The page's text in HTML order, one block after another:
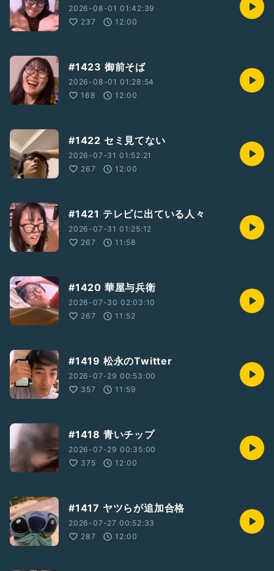
2026-08-01 01:42:39
237
12:00
#1423 御前そば
2026-08-01 01:28:54
168
12:00
#1422 セミ見てない
2026-07-31 01:52:21
267
12:00
#1421 テレビに出ている人々
2026-07-31 01:25:12
267
11:58
#1420 華屋与兵衛
2026-07-30 02:03:10
267
11:52
#1419 松永のTwitter
2026-07-29 00:53:00
357
11:59
#1418 青いチップ
2026-07-29 00:35:00
375
12:00
#1417 ヤツらが追加合格
2026-07-27 00:52:33
287
12:00